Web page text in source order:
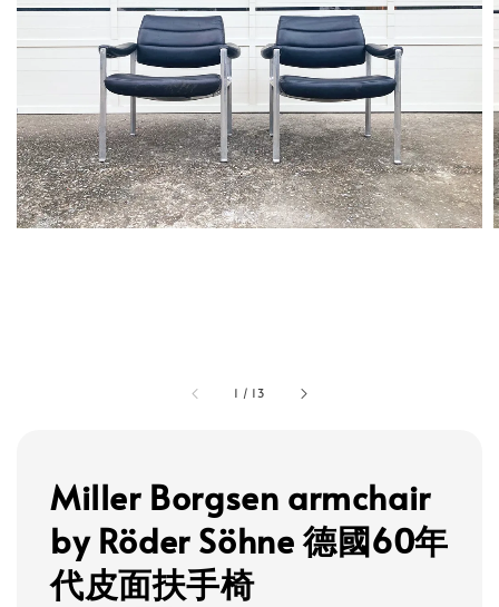
1 / 13
Miller Borgsen armchair
by Röder Söhne 德國60年
代皮面扶手椅